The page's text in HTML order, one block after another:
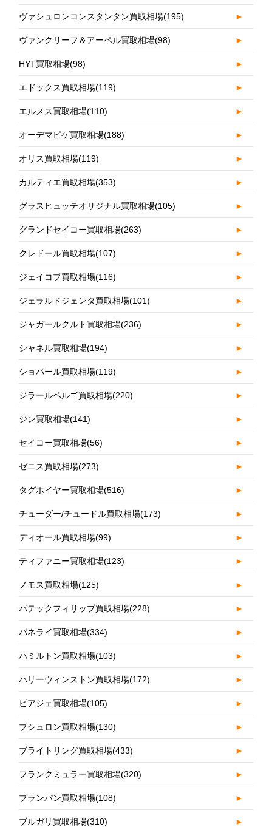
ヴァシュロンコンスタンタン買取相場(195) ►
ヴァンクリーフ＆アーペル買取相場(98) ►
HYT買取相場(98) ►
エドックス買取相場(119) ►
エルメス買取相場(110) ►
オーデマピゲ買取相場(188) ►
オリス買取相場(119) ►
カルティエ買取相場(353) ►
グラスヒュッテオリジナル買取相場(105) ►
グランドセイコー買取相場(263) ►
クレドール買取相場(107) ►
ジェイコブ買取相場(116) ►
ジェラルドジェンタ買取相場(101) ►
ジャガールクルト買取相場(236) ►
シャネル買取相場(194) ►
ショパール買取相場(119) ►
ジラールペルゴ買取相場(220) ►
ジン買取相場(141) ►
セイコー買取相場(56) ►
ゼニス買取相場(273) ►
タグホイヤー買取相場(516) ►
チューダー/チュードル買取相場(173) ►
ディオール買取相場(99) ►
ティファニー買取相場(123) ►
ノモス買取相場(125) ►
パテックフィリップ買取相場(228) ►
パネライ買取相場(334) ►
ハミルトン買取相場(103) ►
ハリーウィンストン買取相場(172) ►
ピアジェ買取相場(105) ►
ブシュロン買取相場(130) ►
ブライトリング買取相場(433) ►
フランクミュラー買取相場(320) ►
ブランパン買取相場(108) ►
ブルガリ買取相場(310) ►